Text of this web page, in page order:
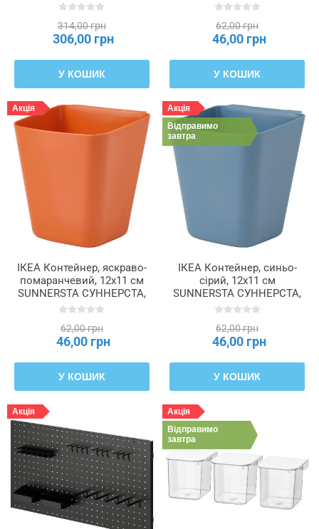
314,00 грн
306,00 грн
У КОШИК
62,00 грн
46,00 грн
У КОШИК
Акція
ІКЕА Контейнер, яскраво-
помаранчевий, 12x11 см
SUNNERSTA СУННЕРСТА,
706.060.48
62,00 грн
46,00 грн
У КОШИК
Акція
Відправимо
завтра
ІКЕА Контейнер, синьо-
сірий, 12x11 см
SUNNERSTA СУННЕРСТА,
306.060.50
62,00 грн
46,00 грн
У КОШИК
Акція
Акція
Відправимо
завтра